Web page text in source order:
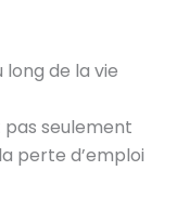
de la vie
seulement
perte d’emploi